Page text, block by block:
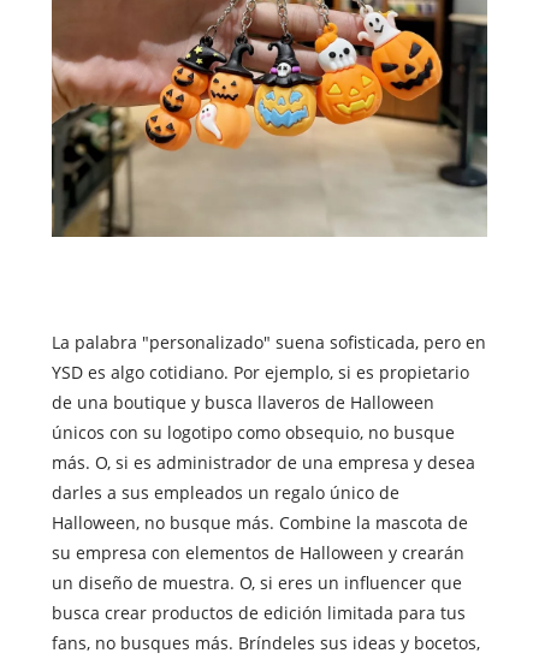
La palabra "personalizado" suena sofisticada, pero en
YSD es algo cotidiano. Por ejemplo, si es propietario
de una boutique y busca llaveros de Halloween
únicos con su logotipo como obsequio, no busque
más. O, si es administrador de una empresa y desea
darles a sus empleados un regalo único de
Halloween, no busque más. Combine la mascota de
su empresa con elementos de Halloween y crearán
un diseño de muestra. O, si eres un influencer que
busca crear productos de edición limitada para tus
fans, no busques más. Bríndeles sus ideas y bocetos,